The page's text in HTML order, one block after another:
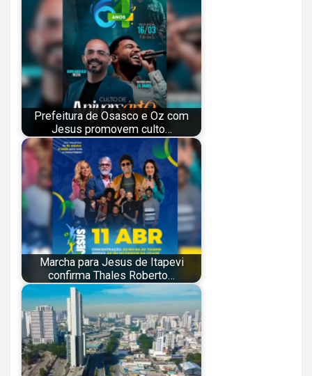
Prefeitura de Osasco e Oz com
Jesus promovem culto…
Marcha para Jesus de Itapevi
confirma Thales Roberto…